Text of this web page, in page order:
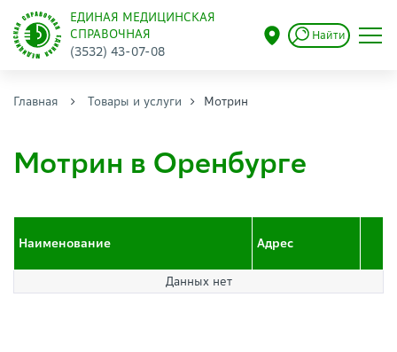
ЕДИНАЯ МЕДИЦИНСКАЯ
СПРАВОЧНАЯ
(3532) 43-07-08
Найти
Главная Товары и услуги Мотрин
Мотрин в Оренбурге
Наименование Адрес
Данных нет